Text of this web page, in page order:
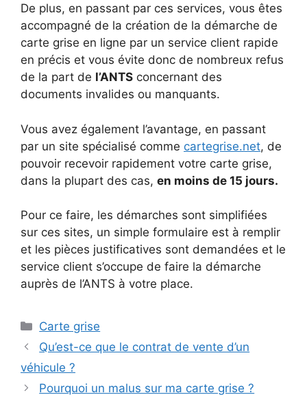
De plus, en passant par ces services, vous êtes
accompagné de la création de la démarche de
carte grise en ligne par un service client rapide
en précis et vous évite donc de nombreux refus
de la part de l’ANTS concernant des
documents invalides ou manquants.
Vous avez également l’avantage, en passant
par un site spécialisé comme cartegrise.net, de
pouvoir recevoir rapidement votre carte grise,
dans la plupart des cas, en moins de 15 jours.
Pour ce faire, les démarches sont simplifiées
sur ces sites, un simple formulaire est à remplir
et les pièces justificatives sont demandées et le
service client s’occupe de faire la démarche
auprès de l’ANTS à votre place.
Catégories
Carte grise
Qu’est-ce que le contrat de vente d’un
véhicule ?
Pourquoi un malus sur ma carte grise ?